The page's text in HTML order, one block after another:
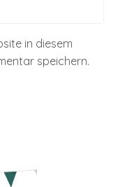
in diesem
speichern.